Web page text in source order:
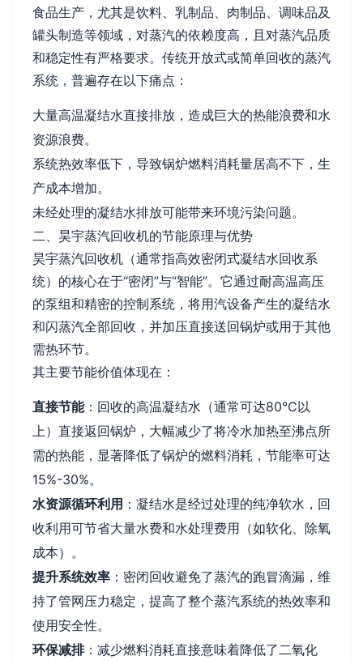
食品生产，尤其是饮料、乳制品、肉制品、调味品及
罐头制造等领域，对蒸汽的依赖度高，且对蒸汽品质
和稳定性有严格要求。传统开放式或简单回收的蒸汽
系统，普遍存在以下痛点：
大量高温凝结水直接排放，造成巨大的热能浪费和水
资源浪费。
系统热效率低下，导致锅炉燃料消耗量居高不下，生
产成本增加。
未经处理的凝结水排放可能带来环境污染问题。
二、昊宇蒸汽回收机的节能原理与优势
昊宇蒸汽回收机（通常指高效密闭式凝结水回收系
统）的核心在于“密闭”与“智能”。它通过耐高温高压
的泵组和精密的控制系统，将用汽设备产生的凝结水
和闪蒸汽全部回收，并加压直接送回锅炉或用于其他
需热环节。
其主要节能价值体现在：
直接节能：回收的高温凝结水（通常可达80℃以
上）直接返回锅炉，大幅减少了将冷水加热至沸点所
需的热能，显著降低了锅炉的燃料消耗，节能率可达
15%-30%。
水资源循环利用 ：凝结水是经过处理的纯净软水，回
收利用可节省大量水费和水处理费用（如软化、除氧
成本）。
提升系统效率 ：密闭回收避免了蒸汽的跑冒滴漏，维
持了管网压力稳定，提高了整个蒸汽系统的热效率和
使用安全性。
环保减排：减少燃料消耗直接意味着降低了二氧化